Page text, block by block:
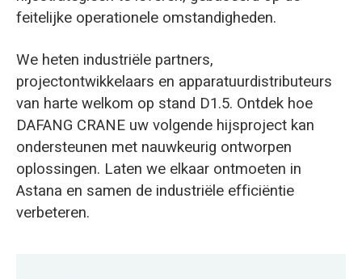
feitelijke operationele omstandigheden.
We heten industriële partners,
projectontwikkelaars en apparatuurdistributeurs
van harte welkom op stand D1.5. Ontdek hoe
DAFANG CRANE uw volgende hijsproject kan
ondersteunen met nauwkeurig ontworpen
oplossingen. Laten we elkaar ontmoeten in
Astana en samen de industriële efficiëntie
verbeteren.